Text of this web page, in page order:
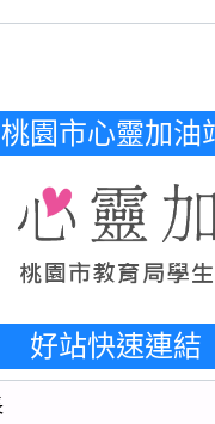
桃園市心靈加油
好站快速連結